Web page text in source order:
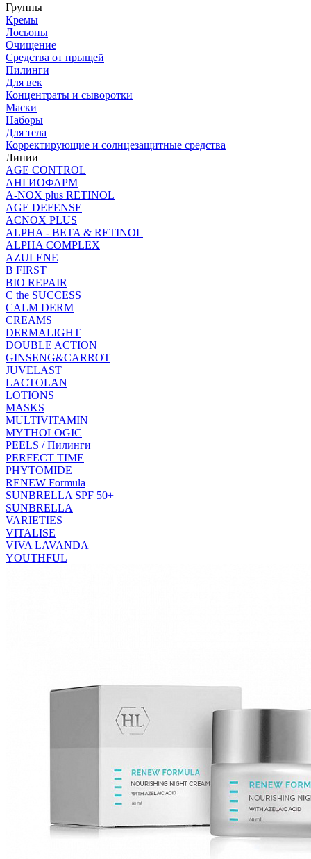
Группы
Кремы
Лосьоны
Очищение
Средства от прыщей
Пилинги
Для век
Концентраты и сыворотки
Маски
Наборы
Для тела
Корректирующие и солнцезащитные средства
Линии
AGE CONTROL
АНГИОФАРМ
A-NOX plus RETINOL
AGE DEFENSE
ACNOX PLUS
ALPHA - BETA & RETINOL
ALPHA COMPLEX
AZULENE
B FIRST
BIO REPAIR
C the SUCCESS
CALM DERM
CREAMS
DERMALIGHT
DOUBLE ACTION
GINSENG&CARROT
JUVELAST
LACTOLAN
LOTIONS
MASKS
MULTIVITAMIN
MYTHOLOGIC
PEELS / Пилинги
PERFECT TIME
PHYTOMIDE
RENEW Formula
SUNBRELLA SPF 50+
SUNBRELLA
VARIETIES
VITALISE
VIVA LAVANDA
YOUTHFUL